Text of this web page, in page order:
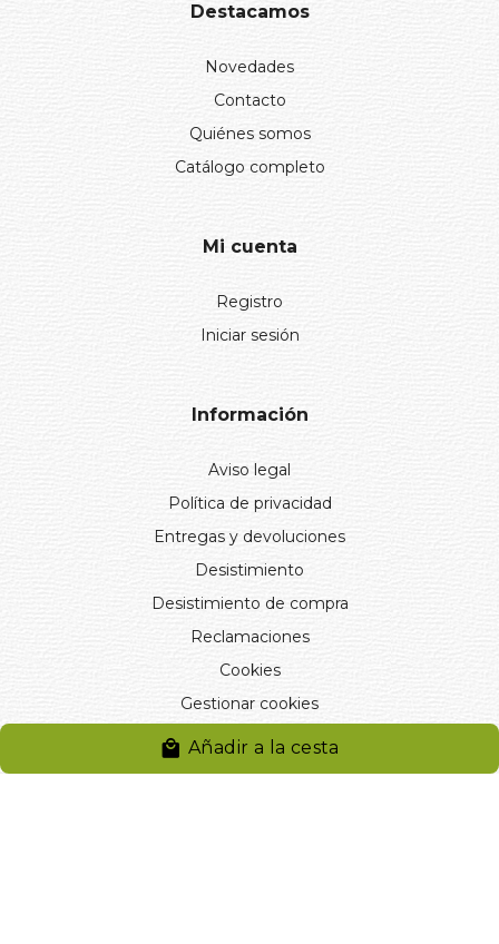
Añadir a la cesta
Destacamos
Novedades
Contacto
Quiénes somos
Catálogo completo
Mi cuenta
Registro
Iniciar sesión
Información
Aviso legal
Política de privacidad
Entregas y devoluciones
Desistimiento
Desistimiento de compra
Reclamaciones
Cookies
Gestionar cookies